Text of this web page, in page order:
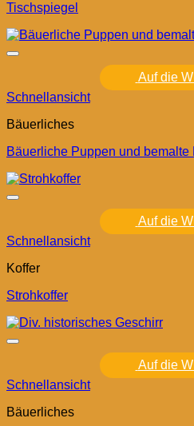
Tischspiegel
Auf die
Schnellansicht
Bäuerliches
Bäuerliche Puppen und bemalte
Auf die
Schnellansicht
Koffer
Strohkoffer
Auf die
Schnellansicht
Bäuerliches